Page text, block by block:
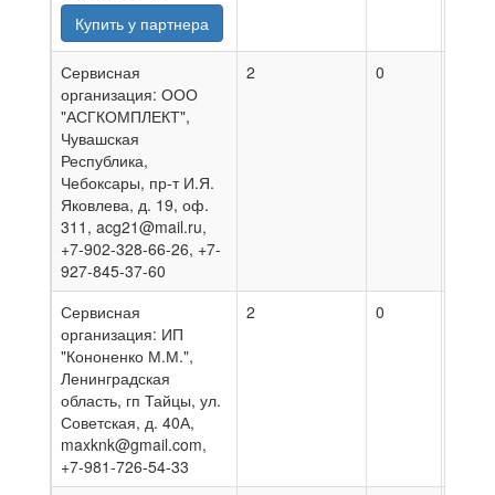
Купить у партнера
Сервисная
организация: ООО
"АСГКОМПЛЕКТ",
Чувашская
Республика,
Чебоксары, пр-т И.Я.
Яковлева, д. 19, оф.
311, acg21@mail.ru,
+7-902-328-66-26, +7-
927-845-37-60
2 0
Сервисная
организация: ИП
"Кононенко М.М.",
Ленинградская
область, гп Тайцы, ул.
Советская, д. 40А,
maxknk@gmail.com,
+7-981-726-54-33
2 0